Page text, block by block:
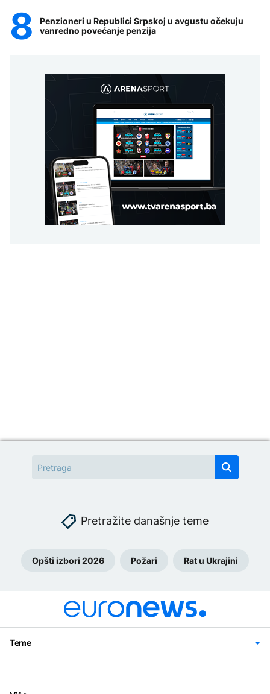
Penzioneri u Republici Srpskoj u avgustu očekuju
vanredno povećanje penzija
Pretražite današnje teme
Opšti izbori 2026 Požari Rat u Ukrajini
Teme
Svijet
Sport